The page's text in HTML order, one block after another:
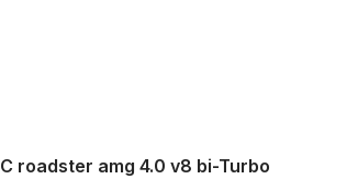
C roadster amg 4.0 v8 bi-Turbo